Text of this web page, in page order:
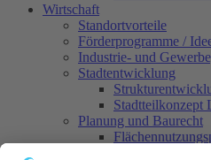
Wirtschaft
Standortvorteile
Förderprogramme /
Industrie- und
Stadtentwicklung
Stadtteilkonzept
Planung und Baurecht